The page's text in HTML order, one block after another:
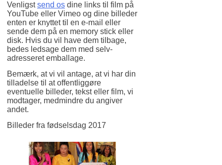
Venligstsend os dine links til film på
YouTube eller Vimeo og dine billeder
enten er knyttet til en e-mail eller
sende dem på en memory stick eller
disk. Hvis du vil have dem tilbage,
bedes ledsage dem med selv-
adresseret emballage.
Bemærk, at vi vil antage, at vi har din
tilladelse til at offentliggøre
eventuelle billeder, tekst eller film, vi
modtager, medmindre du angiver
andet.
Billeder fra fødselsdag 2017